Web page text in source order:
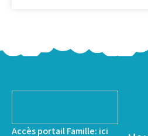
Accès portail Famille: ici